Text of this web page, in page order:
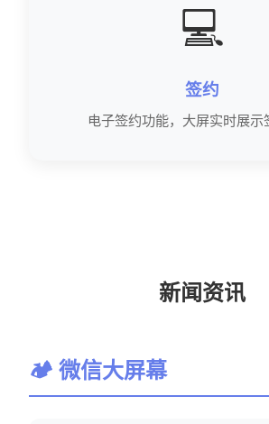
💻
签约
电子签约功能，大屏实时展示
新闻资讯
🏕 微信大屏幕